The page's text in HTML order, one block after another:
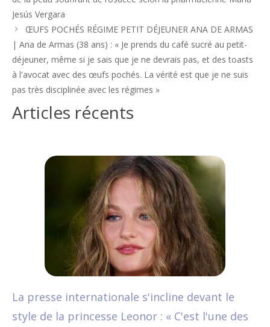
articles
Jesús Vergara
ŒUFS POCHÉS RÉGIME PETIT DÉJEUNER ANA DE ARMAS
| Ana de Armas (38 ans) : « Je prends du café sucré au petit-
déjeuner, même si je sais que je ne devrais pas, et des toasts
à l'avocat avec des œufs pochés. La vérité est que je ne suis
pas très disciplinée avec les régimes »
Articles récents
La presse internationale s'incline devant le
style de la princesse Leonor : « C'est l'une des